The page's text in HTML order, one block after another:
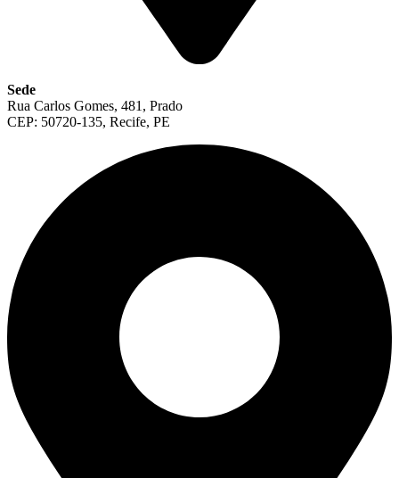
Sede
Rua Carlos Gomes, 481, Prado
CEP: 50720-135, Recife, PE